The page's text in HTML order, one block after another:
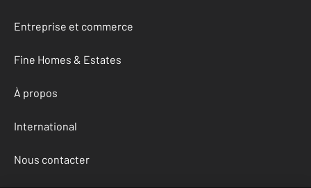
Entreprise et commerce
Fine Homes & Estates
À propos
International
Nous contacter